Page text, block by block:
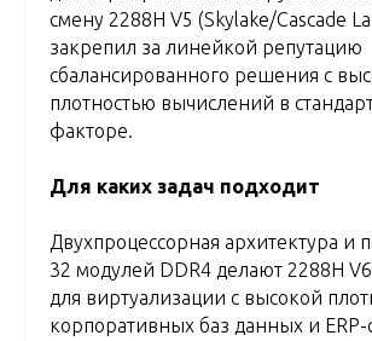
смену 2288H V5 (Skylake/Cascade
закрепил за линейкой репутацию
сбалансированного решения с
плотностью вычислений в
факторе.
Для каких задач подходит
Двухпроцессорная архитектура и
32 модулей DDR4 делают 2288H
для виртуализации с высокой
корпоративных баз данных и ERP-